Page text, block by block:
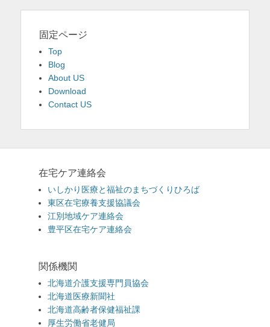
固定ページ
Top
Blog
About US
Download
Contact US
在宅ケア連絡会
いしかり医療と福祉のまちづくりひろば
東区在宅療養支援協議会
江別地域ケア連絡会
豊平区在宅ケア連絡会
関係機関
北海道介護支援専門員協会
北海道医療新聞社
北海道高齢者保健福祉課
厚生労働省老健局